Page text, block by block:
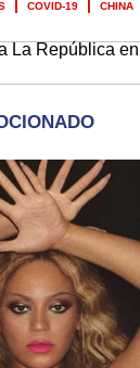
COVID-19 CHINA
La República en